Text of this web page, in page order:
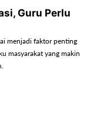
Guru Perlu
menjadi faktor penting
masyarakat yang makin